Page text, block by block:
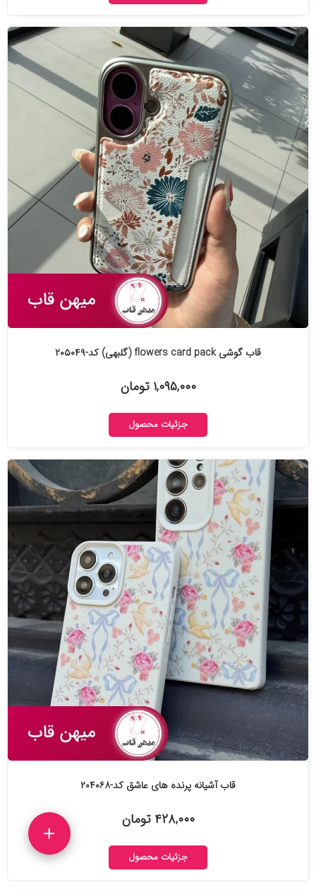
قاب گوشی flowers card pack (گلبهی) کد-۲۰۵۰۴۹
۱,۰۹۵,۰۰۰ تومان
جزئیات محصول
قاب آشیانه پرنده های عاشق کد-۲۰۴۰۶۸
۴۲۸,۰۰۰ تومان
جزئیات محصول
+